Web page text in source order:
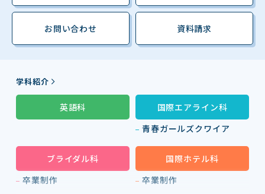
お問い合わせ 資料請求
学科紹介
英語科
国際エアライン科
青春ガールズクワイア
ブライダル科
卒業制作
国際ホテル科
卒業制作